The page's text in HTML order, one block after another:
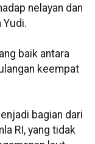
nelayan dan
Yudi.
baik antara
keempat
bagian dari
RI, yang tidak